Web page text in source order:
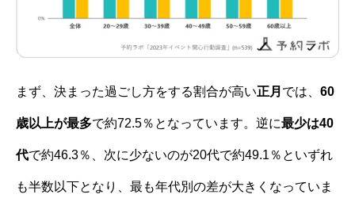
まず、決まった過ごし方をする割合が高い正月 では、 60
歳以上が最多で約72.5％となっています。逆に最少は40
代で約46.3％、次に少ないのが20代で約49.1％といずれ
も半数以下となり、最も年代別の差が大きくなっていま